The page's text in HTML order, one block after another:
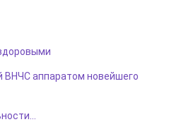
ВНЧС аппаратом новейшего